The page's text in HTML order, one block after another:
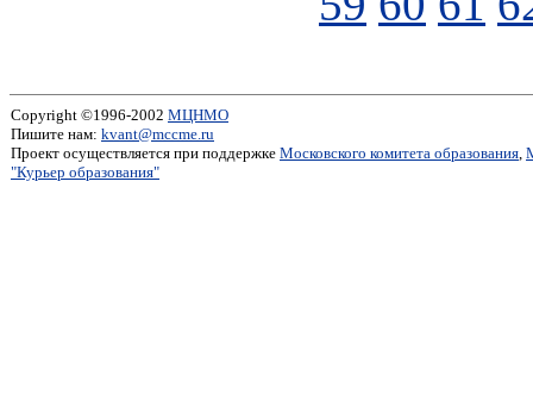
Copyright ©1996-2002 МЦНМО
Пишите нам: kvant@mccme.ru
Проект осуществляется при поддержке Московского комитета образования,
"Курьер образования"